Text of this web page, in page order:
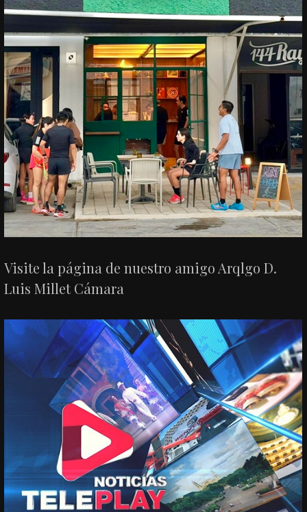
Visite la página de nuestro amigo Arqlgo D.
Luis Millet Cámara